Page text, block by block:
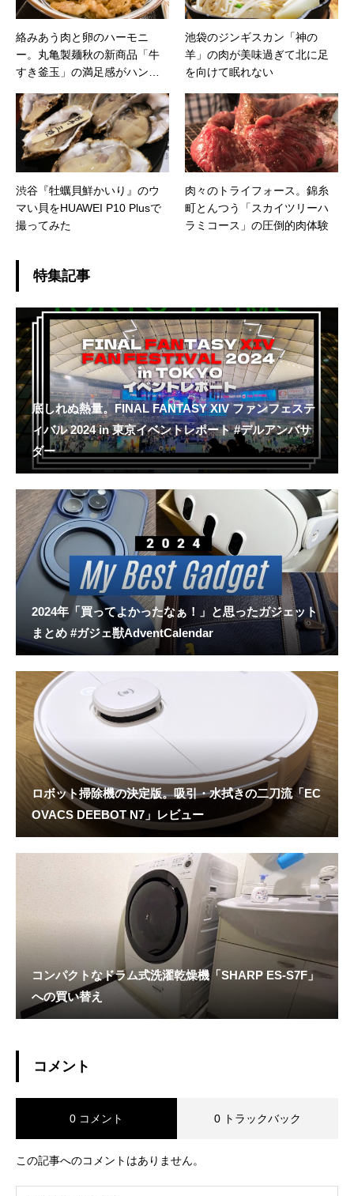
絡みあう肉と卵のハーモニ
ー。丸亀製麺秋の新商品「牛
すき釜玉」の満足感がハンパ
池袋のジンギスカン「神の
羊」の肉が美味過ぎて北に足
を向けて眠れない
渋谷『牡蠣貝鮮かいり』のウ
マい貝をHUAWEI P10 Plusで
撮ってみた
肉々のトライフォース。錦糸
町とんつう「スカイツリーハ
ラミコース」の圧倒的肉体験
特集記事
底しれぬ熱量。FINAL FANTASY XIV ファンフェステ
ィバル 2024 in 東京イベントレポート #デルアンバサ
ダー
2024年「買ってよかったなぁ！」と思ったガジェット
まとめ #ガジェ獣AdventCalendar
ロボット掃除機の決定版。吸引・水拭きの二刀流「EC
OVACS DEEBOT N7」レビュー
コンパクトなドラム式洗濯乾燥機「SHARP ES-S7F」
への買い替え
コメント
0 コメント 0 トラックバック
この記事へのコメントはありません。